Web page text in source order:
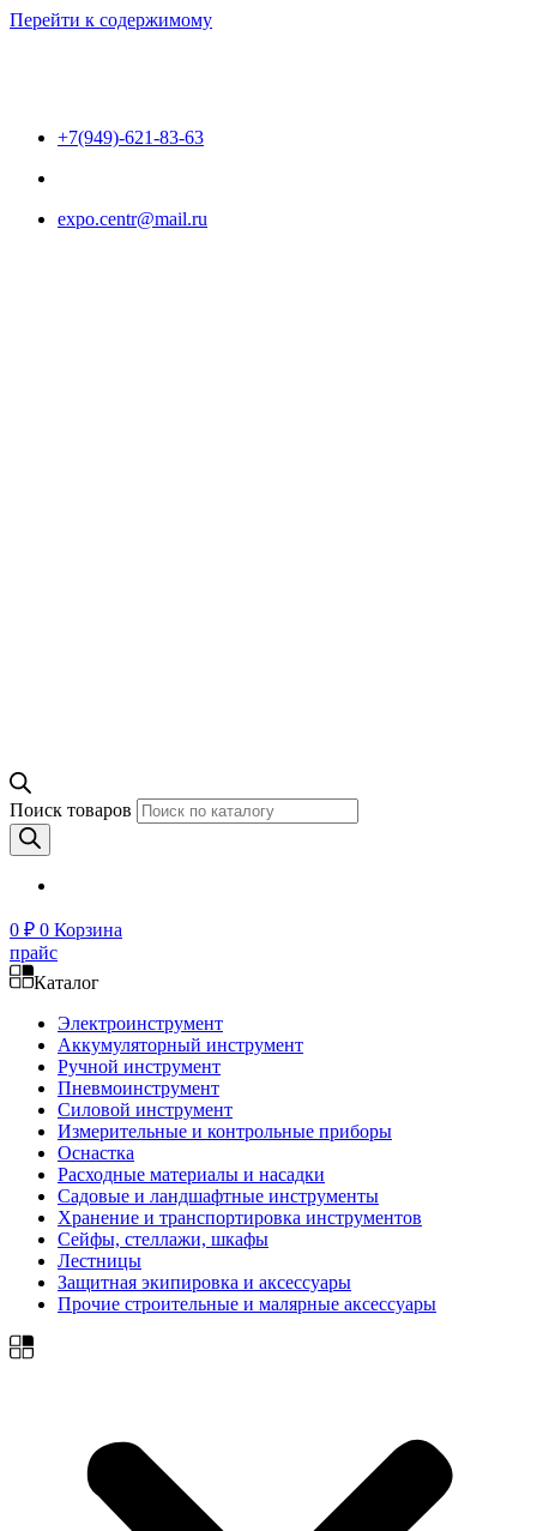
Перейти к содержимому
+7(949)-621-83-63
expo.centr@mail.ru
Поиск товаров
0 ₽ 0 Корзина
прайс
Каталог
Электроинструмент
Аккумуляторный инструмент
Ручной инструмент
Пневмоинструмент
Силовой инструмент
Измерительные и контрольные приборы
Оснастка
Расходные материалы и насадки
Садовые и ландшафтные инструменты
Хранение и транспортировка инструментов
Сейфы, стеллажи, шкафы
Лестницы
Защитная экипировка и аксессуары
Прочие строительные и малярные аксессуары